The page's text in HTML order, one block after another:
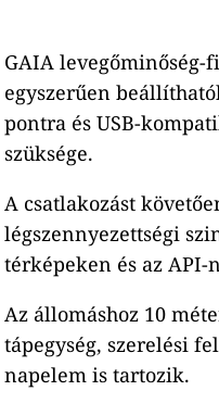
GAIA
egyszerűen
pontra és USB-
szüksége.
A csatlakozást
légszennyezettségi
térképeken és az API-
Az állomáshoz 10
tápegység, szerelési
napelem is tartozik.